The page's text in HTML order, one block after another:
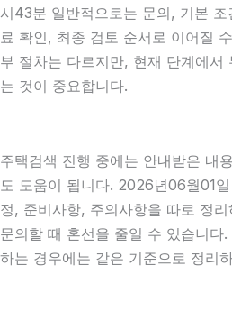
시43분 일반적으로는 문의, 기본
료 확인, 최종 검토 순서로 이어질
부 절차는 다르지만, 현재 단계에서
는 것이 중요합니다.
주택검색 진행 중에는 안내받은 내
도 도움이 됩니다. 2026년06월01
정, 준비사항, 주의사항을 따로 정
문의할 때 혼선을 줄일 수 있습니다
하는 경우에는 같은 기준으로 정리